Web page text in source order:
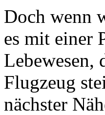
Doch wenn
es mit einer
Lebewesen,
Flugzeug
nächster